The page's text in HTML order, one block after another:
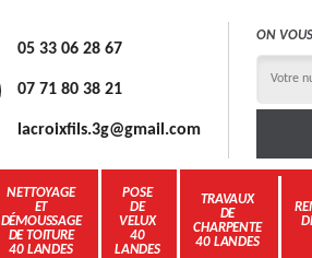
05 33 06 28 67
07 71 80 38 21
lacroixfils.3g@gmail.com
ON
NETTOYAGE
ET
DÉMOUSSAGE
DE TOITURE
40 LANDES
POSE
DE
VELUX
40
LANDES
TRAVAUX
DE
CHARPENTE
40 LANDES